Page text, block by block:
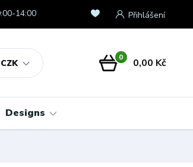
CZK
Přihlášení
14:00
0 0,00 Kč
Designs